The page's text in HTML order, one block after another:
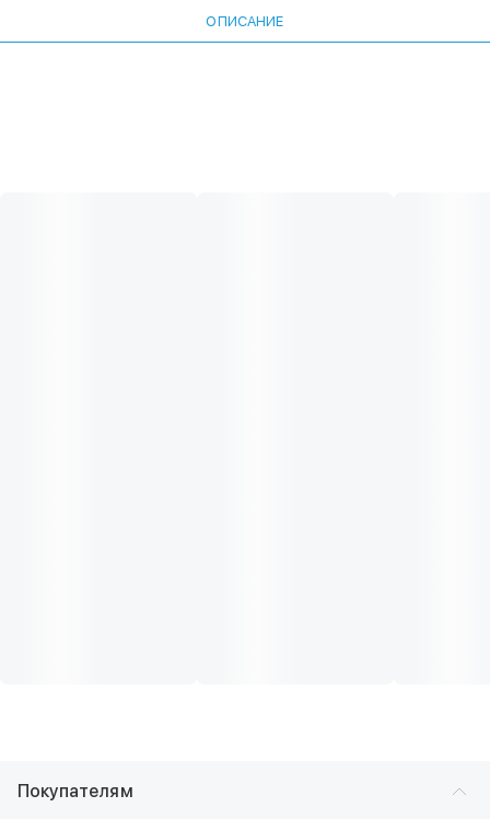
ОПИСАНИЕ
Покупателям